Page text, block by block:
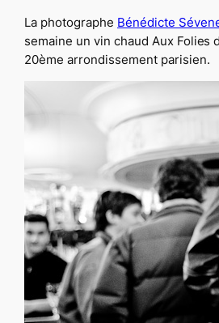
La photographe Bénédicte
semaine un vin chaud Aux Folies
20ème arrondissement parisien.